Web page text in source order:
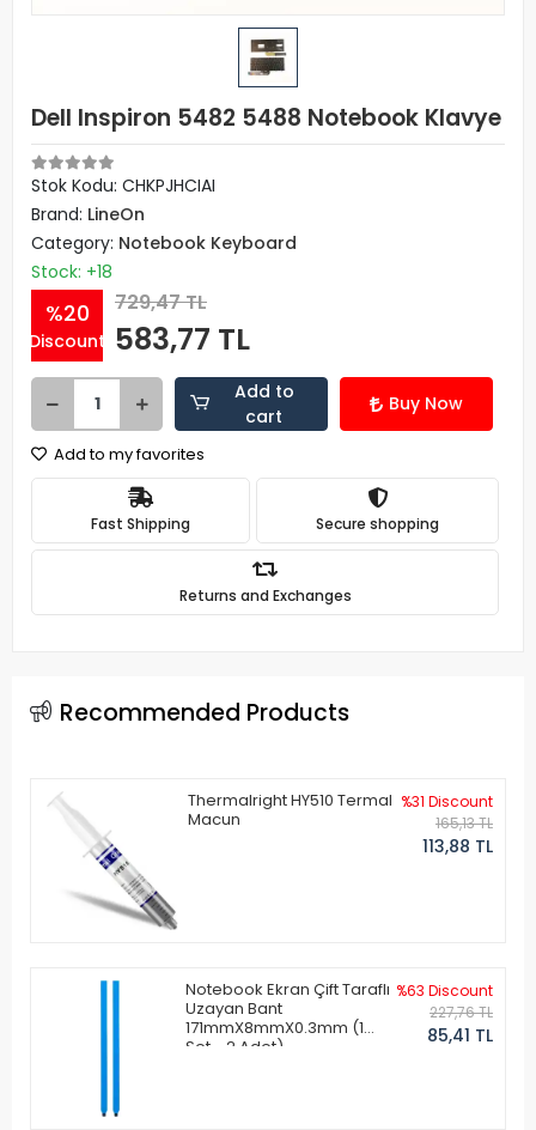
Dell Inspiron 5482 5488 Notebook Klavye
Stok Kodu: CHKPJHCIAI
Brand: LineOn
Category: Notebook Keyboard
Stock: +18
%20
Discount
729,47 TL
583,77 TL
Add to
cart
Buy Now
Add to my favorites
Fast Shipping Secure shopping
Returns and Exchanges
Recommended Products
Thermalright HY510 Termal
Macun
%31 Discount
165,13 TL
113,88 TL
Notebook Ekran Çift Taraflı
Uzayan Bant
171mmX8mmX0.3mm (1
Set - 2 Adet)
%63 Discount
227,76 TL
85,41 TL